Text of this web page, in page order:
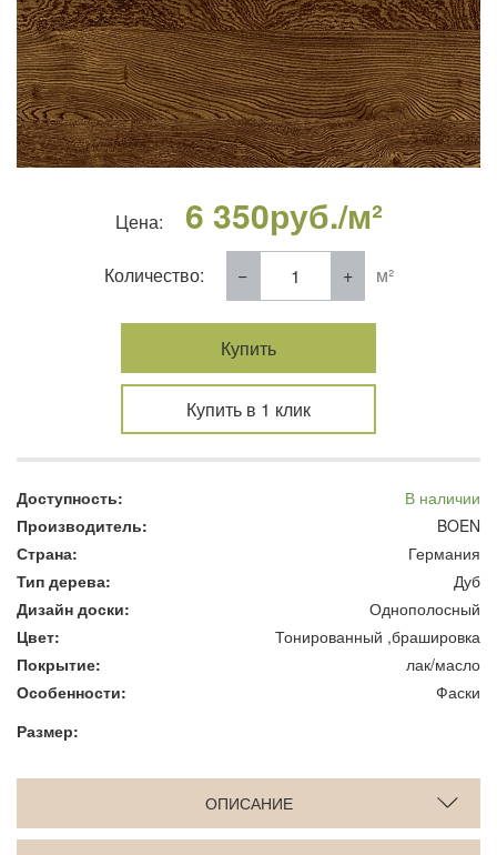
Цена: 6 350руб./м²
Количество: м²
Купить
Купить в 1 клик
Доступность:
В наличии
Производитель:
BOEN
Страна:
Германия
Тип дерева:
Дуб
Дизайн доски:
Однополосный
Цвет:
Тонированный ,брашировка
Покрытие:
лак/масло
Особенности:
Фаски
Размер:
ОПИСАНИЕ